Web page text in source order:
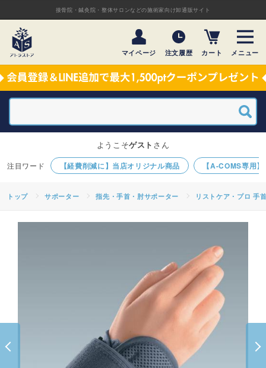
接骨院・鍼灸院・整体サロンなどの施術家向け卸通販サイト
マイページ 注文履歴 カート メニュー
【経費削減に】当店オリジナル商品 【A-COMS専用
ようこそゲスト さん
トップ サポーター 指先・手首・肘サポーター リストケア・プロ 手